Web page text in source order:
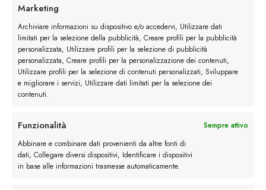
Marketing
Archiviare informazioni su dispositivo e/o accedervi, Utilizzare dati
limitati per la selezione della pubblicità, Creare profili per la pubblicità
personalizzata, Utilizzare profili per la selezione di pubblicità
personalizzata, Creare profili per la personalizzazione dei contenuti,
Utilizzare profili per la selezione di contenuti personalizzati, Sviluppare
e migliorare i servizi, Utilizzare dati limitati per la selezione dei
contenuti.
Funzionalità
Sempre attivo
Abbinare e combinare dati provenienti da altre fonti di
dati, Collegare diversi dispositivi, Identificare i dispositivi
in base alle informazioni trasmesse automaticamente.
Lascia un commento
Devi essereconnessoper inviare un commento.
Rimani in contatto con noi